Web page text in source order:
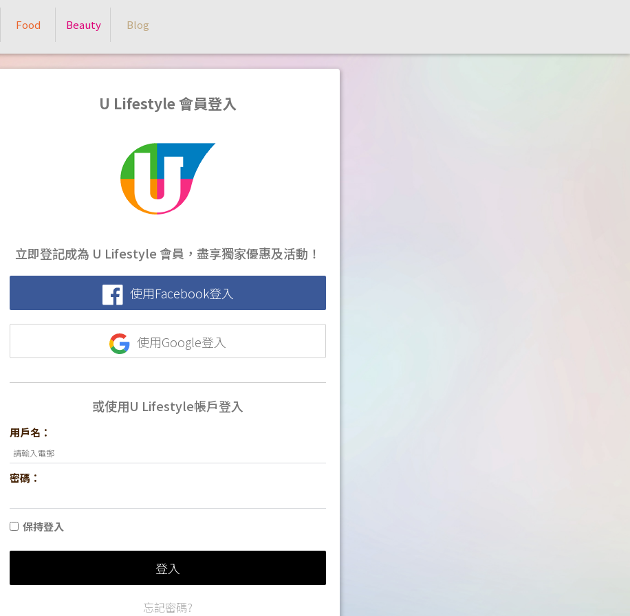
Food Beauty Blog
U Lifestyle 會員登入
立即登記成為 U Lifestyle 會員，盡享獨家優惠及活動！
使用Facebook登入
使用Google登入
或使用U Lifestyle帳戶登入
用戶名：
密碼：
保持登入
登入
忘記密碼?